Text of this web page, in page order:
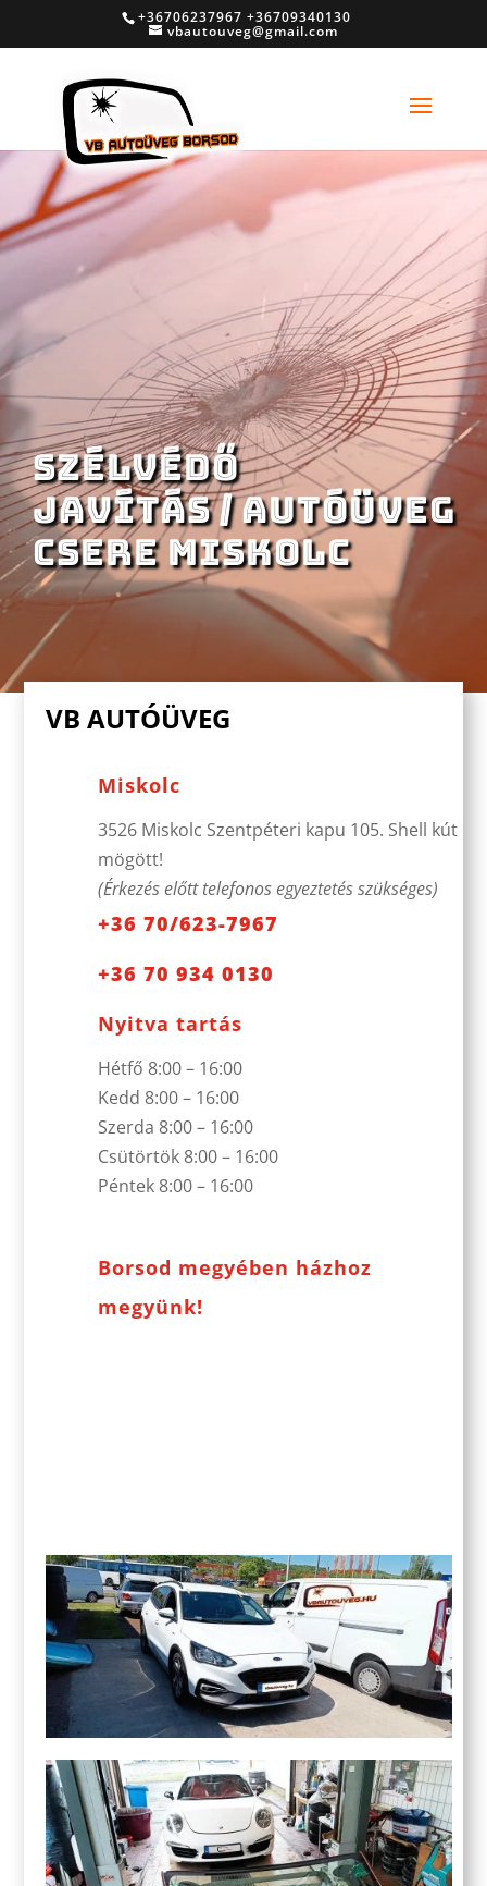
+36706237967 +36709340130
vbautouveg@gmail.com
SZÉLVÉDŐ
JAVÍTÁS / Autóüveg
CSERE MISKOLC
VB AUTÓÜVEG
Miskolc
3526 Miskolc Szentpéteri kapu 105. Shell kút
mögött!
(Érkezés előtt telefonos egyeztetés szükséges)
+36 70/623-7967
+36 70 934 0130
Nyitva tartás
Hétfő 8:00 – 16:00
Kedd 8:00 – 16:00
Szerda 8:00 – 16:00
Csütörtök 8:00 – 16:00
Péntek 8:00 – 16:00
Borsod megyében házhoz
megyünk!